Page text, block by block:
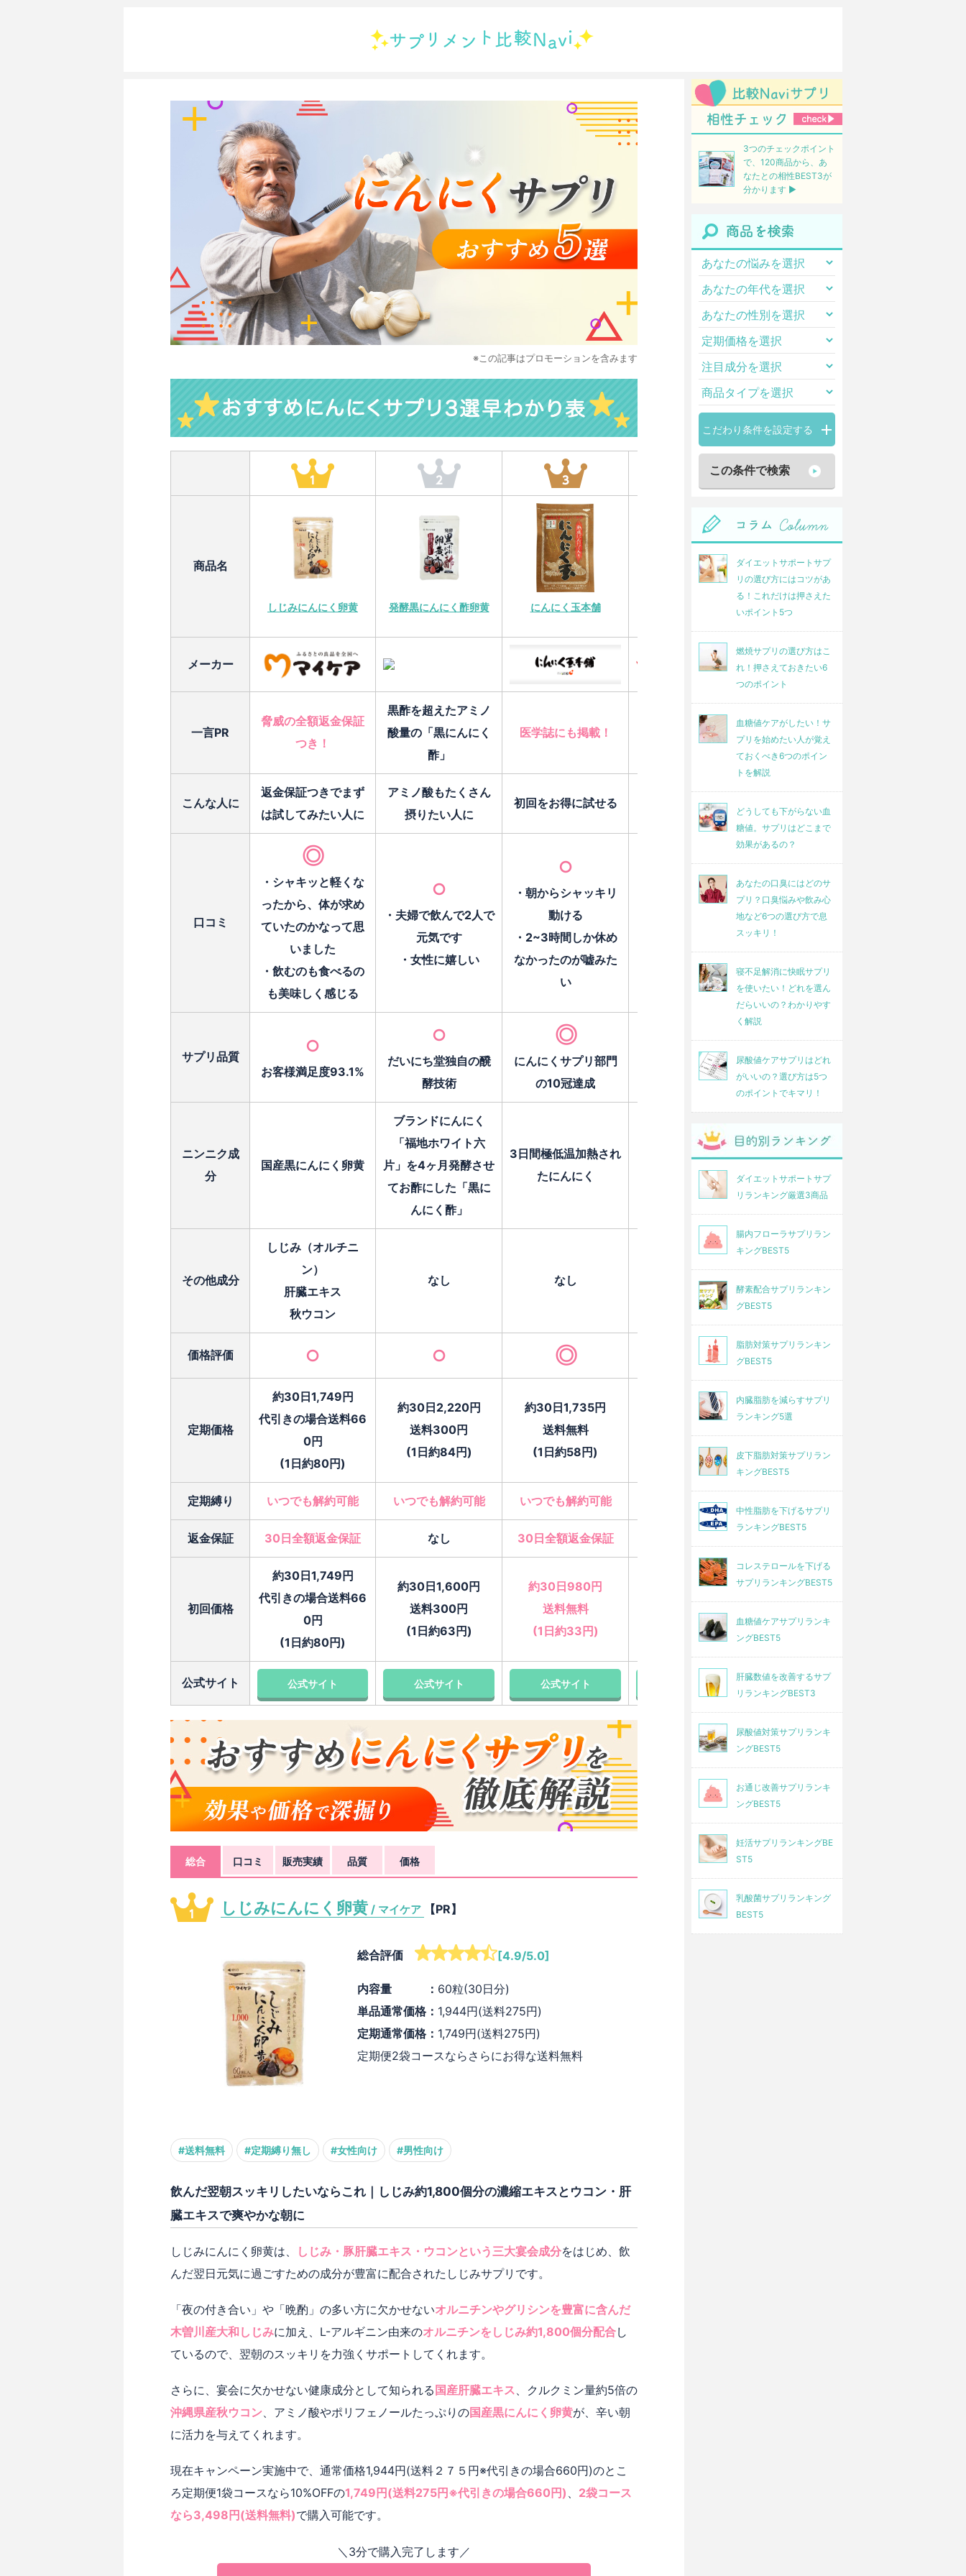
※この記事はプロモーションを含みます
商品名
しじみにんにく卵黄 発酵黒にんにく酢卵黄 にんにく玉本舗 ダブル発酵 漆黒の力
機能性表示食品 伝統に
メーカー
一言PR
脅威の全額返金保証
つき！
黒酢を超えたアミノ
酸量の「黒にんにく
酢」
医学誌にも掲載！
アミノ酸含有量が一
般的な黒酢の46倍！
20年連続売り上げ日
本一！
こんな人に
返金保証つきでまず
は試してみたい人に
アミノ酸もたくさん
摂りたい人に
初回をお得に試せる
シャキッと生活した
い方に
血圧を気にせずに過
ごしたい人に
口コミ
◎
・シャキッと軽くな
ったから、体が求め
ていたのかなって思
いました
・飲むのも食べるの
も美味しく感じる
○
・夫婦で飲んで2人で
元気です
・女性に嬉しい
○
・朝からシャッキリ
動ける
・2~3時間しか休め
なかったのが嘘みた
い
○
・ニオイを気にせず
・息子とサッカーを
しても翌日なんとも
ないんです
○
・今や生活の一部で
・喜寿を迎えた今で
も健康です
サプリ品質
○
お客様満足度93.1%
○
だいにち堂独自の醗
酵技術
◎
にんにくサプリ部門
の10冠達成
○
だいにち堂独自の醗
酵技術
◎
にんにく食品で日本
初の機能性表示食品
ニンニク成
分
国産黒にんにく卵黄
ブランドにんにく
「福地ホワイト六
片」を4ヶ月発酵させ
てお酢にした「黒に
んにく酢」
3日間極低温加熱され
たにんにく
その他成分
しじみ（オルチニ
ン）
肝臓エキス
秋ウコン
なし なし
黒高麗人参
すっぽん酢卵
価格評価 ○ ○ ◎
定期価格
約30日1,749円
代引きの場合送料66
0円
(1日約80円)
約30日2,220円
送料300円
(1日約84円)
約30日1,735円
送料無料
(1日約58円)
約30日2,580円
(1日約96円)
約30日2,486円
(1日約94円)
定期縛り いつでも解約可能 いつでも解約可能 いつでも解約可能 いつでも解約可能
返金保証 30日全額返金保証 なし 30日全額返金保証
初回価格
約30日1,749円
代引きの場合送料66
0円
(1日約80円)
約30日1,600円
送料300円
(1日約63円)
約30日980円
送料無料
(1日約33円)
約30日1,850円
(1日約72円)
約30日2,486円
公式サイト 公式サイト 公式サイト 公式サイト 公式サイト 公式サイト
総合 口コミ 販売実績 品質 価格
しじみにんにく卵黄 / マイケア 【PR】
総合評価 [4.9/5.0]
内容量 ： 60粒(30日分)
単品通常価格： 1,944円(送料275円)
定期通常価格： 1,749円(送料275円)
定期便2袋コースならさらにお得な送料無料
#送料無料 #定期縛り無し #女性向け #男性向け
飲んだ翌朝スッキリしたいならこれ｜しじみ約1,800個分の濃縮エキスとウコン・肝
臓エキスで爽やかな朝に
しじみにんにく卵黄は、 しじみ・豚肝臓エキス・ウコンという三大宴会成分をはじめ、飲
んだ翌日元気に過ごすための成分が豊富に配合されたしじみサプリです。
「夜の付き合い」や「晩酌」の多い方に欠かせないオルニチンやグリシンを豊富に含んだ
木曽川産大和しじみに加え、L-アルギニン由来のオルニチンをしじみ約1,800個分配合し
ているので、翌朝のスッキリを力強くサポートしてくれます。
さらに、宴会に欠かせない健康成分として知られる国産肝臓エキス 、クルクミン量約5倍の
沖縄県産秋ウコン 、アミノ酸やポリフェノールたっぷりの国産黒にんにく卵黄が、辛い朝
に活力を与えてくれます。
現在キャンペーン実施中で、通常価格1,944円(送料２７５円※代引きの場合660円)のとこ
ろ定期便1袋コースなら10%OFFの1,749円(送料275円※代引きの場合660円) 、 2袋コース
なら3,498円(送料無料)で購入可能です。
＼3分で購入完了します／
3つのチェックポイント
で、120商品から、あ
なたとの相性BEST3が
分かります ▶︎
こだわり条件を設定する
ダイエットサポートサプ
リの選び方にはコツがあ
る！これだけは押さえた
いポイント5つ
燃焼サプリの選び方はこ
れ！押さえておきたい6
つのポイント
血糖値ケアがしたい！サ
プリを始めたい人が覚え
ておくべき6つのポイン
トを解説
どうしても下がらない血
糖値。サプリはどこまで
効果があるの？
あなたの口臭にはどのサ
プリ？口臭悩みや飲み心
地など6つの選び方で息
スッキリ！
寝不足解消に快眠サプリ
を使いたい！どれを選ん
だらいいの？わかりやす
く解説
尿酸値ケアサプリはどれ
がいいの？選び方は5つ
のポイントでキマリ！
ダイエットサポートサプ
リランキング厳選3商品
腸内フローラサプリラン
キングBEST5
酵素配合サプリランキン
グBEST5
脂肪対策サプリランキン
グBEST5
内臓脂肪を減らすサプリ
ランキング5選
皮下脂肪対策サプリラン
キングBEST5
中性脂肪を下げるサプリ
ランキングBEST5
コレステロールを下げる
サプリランキングBEST5
血糖値ケアサプリランキ
ングBEST5
肝臓数値を改善するサプ
リランキングBEST3
尿酸値対策サプリランキ
ングBEST5
お通じ改善サプリランキ
ングBEST5
妊活サプリランキングBE
ST5
乳酸菌サプリランキング
BEST5